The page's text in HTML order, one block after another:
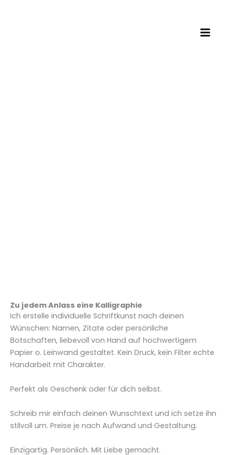
Zu jedem Anlass eine Kalligraphie
Ich erstelle individuelle Schriftkunst nach deinen
Wünschen: Namen, Zitate oder persönliche
Botschaften, liebevoll von Hand auf hochwertigem
Papier o. Leinwand gestaltet. Kein Druck, kein Filter echte
Handarbeit mit Charakter.
Perfekt als Geschenk oder für dich selbst.
Schreib mir einfach deinen Wunschtext und ich setze ihn
stilvoll um. Preise je nach Aufwand und Gestaltung.
Einzigartig. Persönlich. Mit Liebe gemacht.